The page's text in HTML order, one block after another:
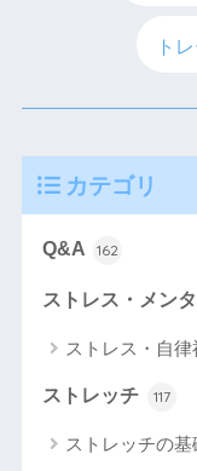
ト
カテゴリ
Q&A 162
ストレス・メン
ストレス・自律
ストレッチ 117
ストレッチの